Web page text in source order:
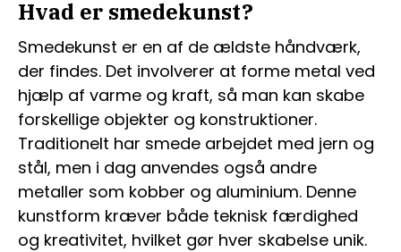
Hvad er smedekunst?
Smedekunst er en af de ældste håndværk,
der findes. Det involverer at forme metal ved
hjælp af varme og kraft, så man kan skabe
forskellige objekter og konstruktioner.
Traditionelt har smede arbejdet med jern og
stål, men i dag anvendes også andre
metaller som kobber og aluminium. Denne
kunstform kræver både teknisk færdighed
og kreativitet, hvilket gør hver skabelse unik.